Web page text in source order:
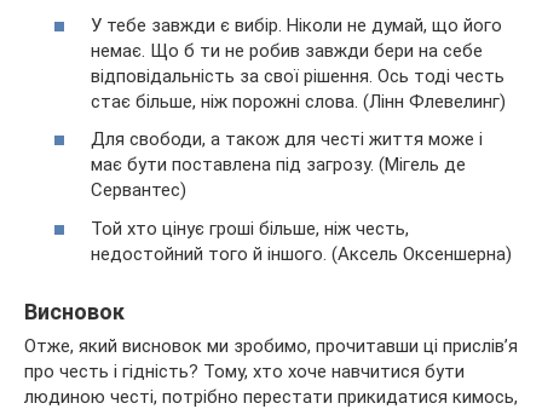
У тебе завжди є вибір. Ніколи не думай, що його
немає. Що б ти не робив завжди бери на себе
відповідальність за свої рішення. Ось тоді честь
стає більше, ніж порожні слова. (Лінн Флевелинг)
Для свободи, а також для честі життя може і
має бути поставлена під загрозу. (Мігель де
Сервантес)
Той хто цінує гроші більше, ніж честь,
недостойний того й іншого. (Аксель Оксеншерна)
Висновок
Отже, який висновок ми зробимо, прочитавши ці прислів’я
про честь і гідність? Тому, хто хоче навчитися бути
людиною честі, потрібно перестати прикидатися кимось,